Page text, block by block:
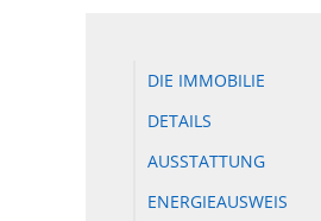
DIE IMMOBILIE
DETAILS
AUSSTATTUNG
ENERGIEAUSWEIS